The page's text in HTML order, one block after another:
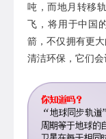
吨，而地月转移
飞， 将用于中国
箭，不仅拥有更
清洁环保 ，它们会